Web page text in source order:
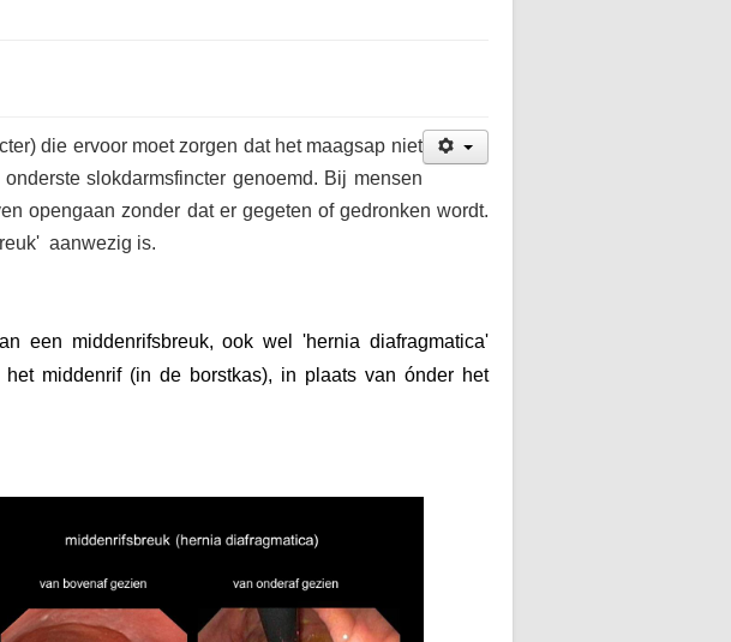
die ervoor moet zorgen dat het maagsap niet
slokdarmsfincter genoemd. Bij mensen
opengaan zonder dat er gegeten of gedronken wordt.
aanwezig is.
een middenrifsbreuk, ook wel 'hernia diafragmatica'
middenrif (in de borstkas), in plaats van ónder het